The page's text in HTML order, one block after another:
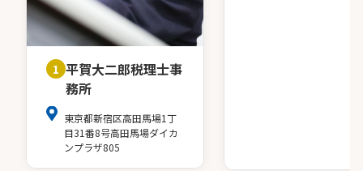
1 平賀大二郎税理士事
務所
東京都新宿区高田馬場1丁
目31番8号高田馬場ダイカ
ンプラザ805